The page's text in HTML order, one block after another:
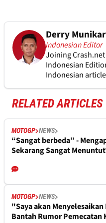
Derry
Indonesian Editor
Joining
Indonesian
Indonesian
RELATED ARTICLES
MOTOGP NEWS
“Sangat berbeda” -
Sekarang Sangat
MOTOGP NEWS
"Saya akan
Bantah Rumor Pemecatan